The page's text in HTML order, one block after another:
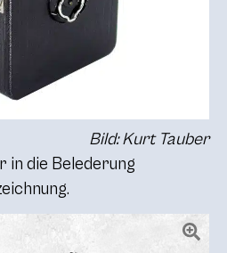
Bild: Kurt Tauber
in die Belederung